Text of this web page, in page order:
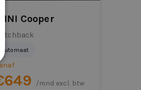
MINI Cooper
Hatchback
Automaat
/mnd excl. btw